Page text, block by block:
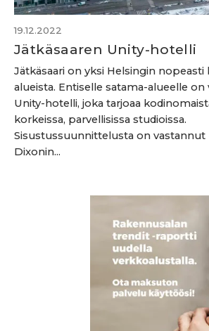
19.12.2022
Jätkäsaaren Unity-hotelli
Jätkäsaari on yksi Helsingin nopeasti
alueista. Entiselle satama-alueelle
Unity-hotelli, joka tarjoaa
korkeissa, parvellisissa studioissa.
Sisustussuunnittelusta on
Dixonin...